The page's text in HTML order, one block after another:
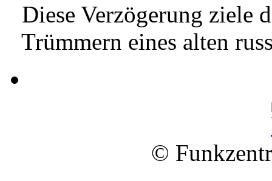
Diese Verzögerung ziele
Trümmern eines alten
©